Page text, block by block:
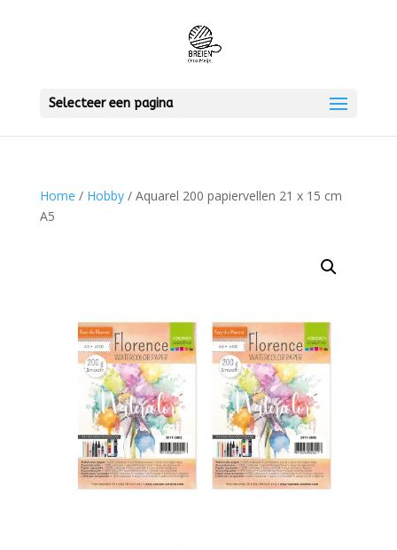
Selecteer een pagina
Home / Hobby/ Aquarel 200 papiervellen 21 x 15 cm
A5